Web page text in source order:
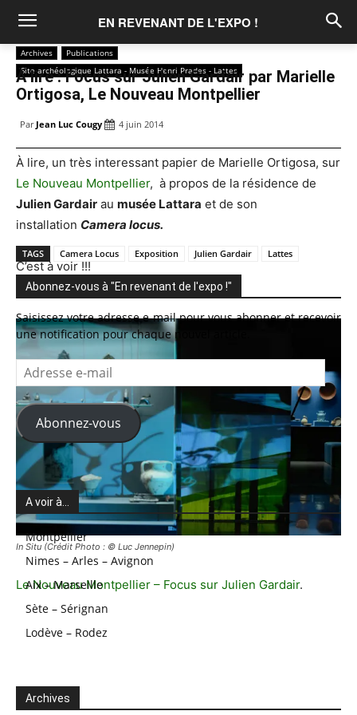
EN REVENANT DE L'EXPO !
Archives
Publications
Site archéologique Lattara - Musée Henri Prades - Lattes
À lire : Focus sur Julien Gardair par Marielle
Ortigosa, Le Nouveau Montpellier
Par Jean Luc Cougy 4 juin 2014
À lire, un très interessant papier de Marielle Ortigosa, sur
Le Nouveau Montpellier, à propos de la résidence de
Julien Gardair au musée Lattara et de son
installation Camera locus.
C’est à voir !!!
Et c’est jusqu’au 20 octobre 2014
In Situ (Crédit Photo : © Luc Jennepin)
Le Nouveau Montpellier – Focus sur Julien Gardair.
TAGS Camera Locus Exposition Julien Gardair Lattes
Abonnez-vous à "En revenant de l'expo !"
Saisissez votre adresse e-mail pour vous abonner et recevoir
une notification pour chaque nouvel article.
Adresse
e-
mail
Abonnez-vous
A voir à…
Montpellier
Nimes – Arles – Avignon
Aix – Marseille
Sète – Sérignan
Lodève – Rodez
Archives